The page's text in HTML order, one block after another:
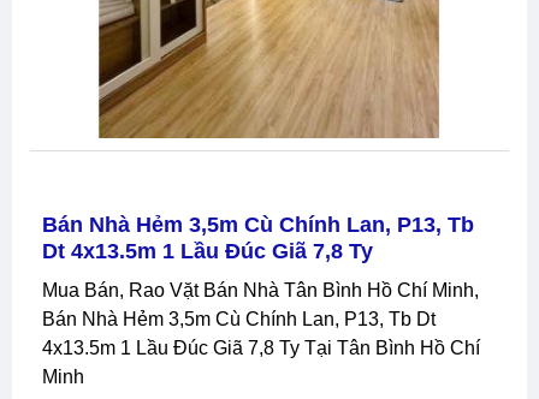
Bán Nhà Hẻm 3,5m Cù Chính Lan, P13, Tb
Dt 4x13.5m 1 Lầu Đúc Giã 7,8 Ty
Mua Bán, Rao Vặt Bán Nhà Tân Bình Hồ Chí Minh,
Bán Nhà Hẻm 3,5m Cù Chính Lan, P13, Tb Dt
4x13.5m 1 Lầu Đúc Giã 7,8 Ty Tại Tân Bình Hồ Chí
Minh